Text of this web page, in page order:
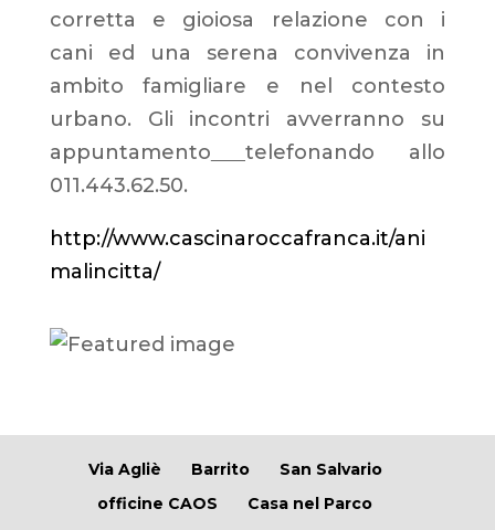
corretta e gioiosa relazione con i
cani ed una serena convivenza in
ambito famigliare e nel contesto
urbano. Gli incontri avverranno su
appuntamento
telefonando allo
011.443.62.50.
http://www.cascinaroccafranca.it/ani
malincitta/
Via Agliè Barrito
San Salvario
officine CAOS
Casa nel Parco